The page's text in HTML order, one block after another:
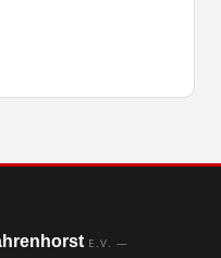
E.V. —